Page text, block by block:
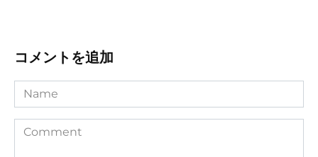
コメントを追加
Name
Comment